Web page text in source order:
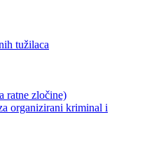
tužilaca
ratne zločine)
organizirani kriminal i